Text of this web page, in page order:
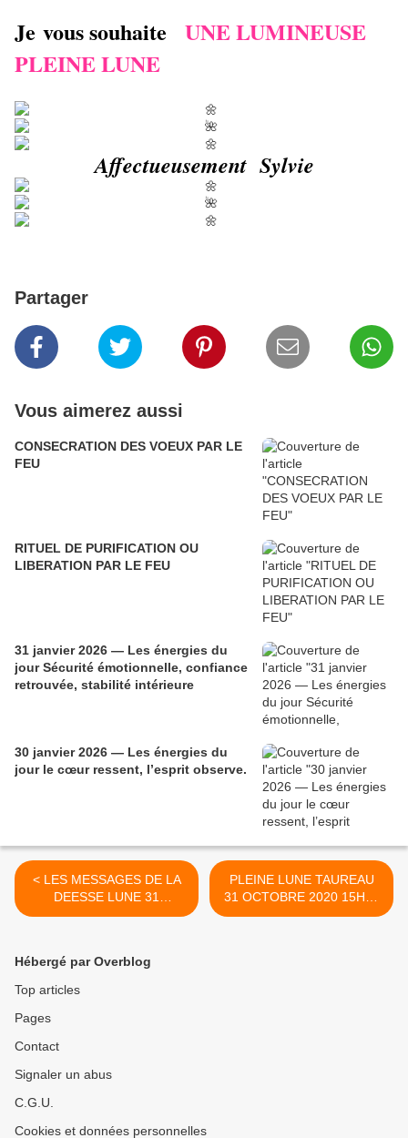
Je vous souhaite UNE LUMINEUSE
PLEINE LUNE
Affectueusement Sylvie
Partager
Vous aimerez aussi
CONSECRATION DES VOEUX PAR LE
FEU
RITUEL DE PURIFICATION OU
LIBERATION PAR LE FEU
31 janvier 2026 — Les énergies du
jour Sécurité émotionnelle, confiance
retrouvée, stabilité intérieure
30 janvier 2026 — Les énergies du
jour le cœur ressent, l’esprit observe.
< LES MESSAGES DE LA
DEESSE LUNE 31
OCTOBRE 2020
PLEINE LUNE TAUREAU
31 OCTOBRE 2020 15H50
>
Hébergé par Overblog
Top articles
Pages
Contact
Signaler un abus
C.G.U.
Cookies et données personnelles